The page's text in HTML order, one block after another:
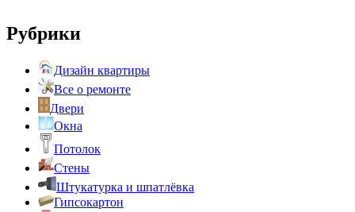
Рубрики
Дизайн квартиры
Все о ремонте
Двери
Окна
Потолок
Стены
Штукатурка и шпатлёвка
Гипсокартон